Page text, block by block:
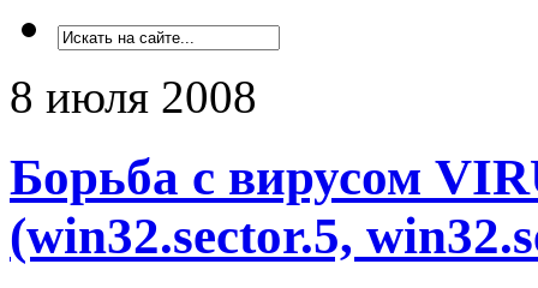
8 июля 2008
Борьба с вирусом
(win32.sector.5,